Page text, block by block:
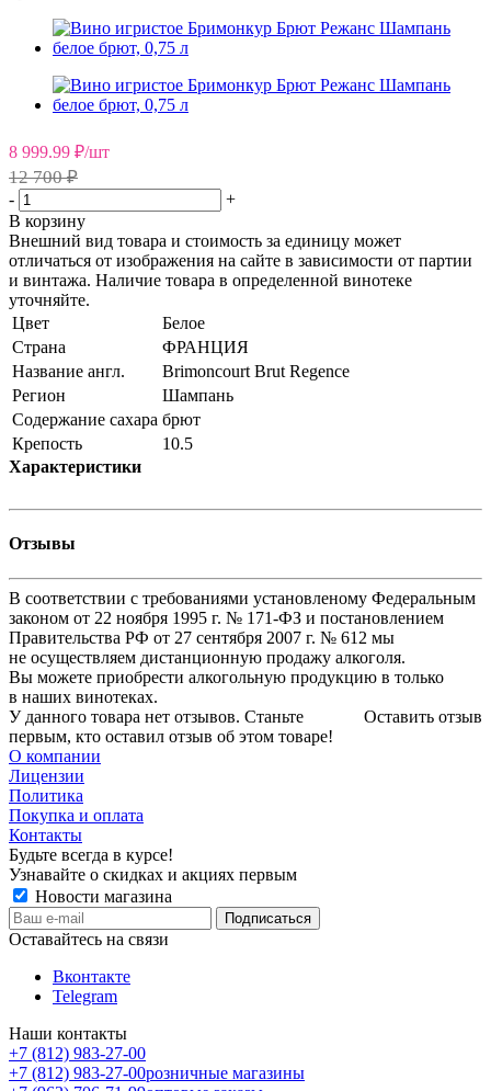
8 999.99 ₽/шт
12 700 ₽
-
+
В корзину
Внешний вид товара и стоимость за единицу может
отличаться от изображения на сайте в зависимости от партии
и винтажа. Наличие товара в определенной винотеке
уточняйте.
Цвет
Белое
Страна
ФРАНЦИЯ
Название англ.
Brimoncourt Brut Regence
Регион
Шампань
Содержание сахара брют
Крепость
10.5
Характеристики
Отзывы
В соответствии с требованиями установленому Федеральным
законом от 22 ноября 1995 г. № 171-ФЗ и постановлением
Правительства РФ от 27 сентября 2007 г. № 612 мы
не осуществляем дистанционную продажу алкоголя.
Вы можете приобрести алкогольную продукцию в только
в наших винотеках.
Оставить отзыв
У данного товара нет отзывов. Станьте
первым, кто оставил отзыв об этом товаре!
О компании
Лицензии
Политика
Покупка и оплата
Контакты
Будьте всегда в курсе!
Узнавайте о скидках и акциях первым
Новости магазина
Оставайтесь на связи
Вконтакте
Telegram
Наши контакты
+7 (812) 983-27-00
+7 (812) 983-27-00розничные магазины